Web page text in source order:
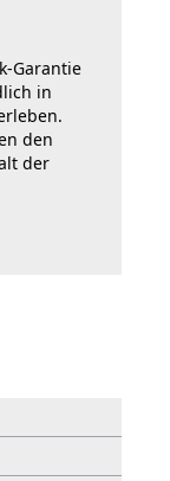
Garantie
in
den
der